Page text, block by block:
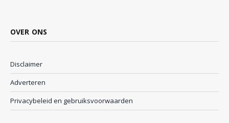
OVER ONS
Disclaimer
Adverteren
Privacybeleid en gebruiksvoorwaarden